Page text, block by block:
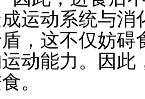
运动系统与消
，这不仅妨碍
动能力。因此
。